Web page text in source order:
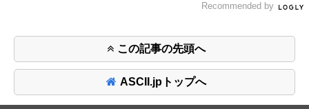
Recommended by
この記事の先頭へ
ASCII.jpトップへ